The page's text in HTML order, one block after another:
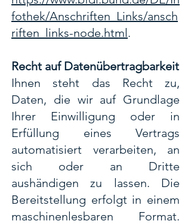
fothek/Anschriften_Links/ansch
riften_links-node.html.
Recht auf Datenübertragbarkeit
Ihnen steht das Recht zu,
Daten, die wir auf Grundlage
Ihrer Einwilligung oder in
Erfüllung eines Vertrags
automatisiert verarbeiten, an
sich oder an Dritte
aushändigen zu lassen. Die
Bereitstellung erfolgt in einem
maschinenlesbaren Format.